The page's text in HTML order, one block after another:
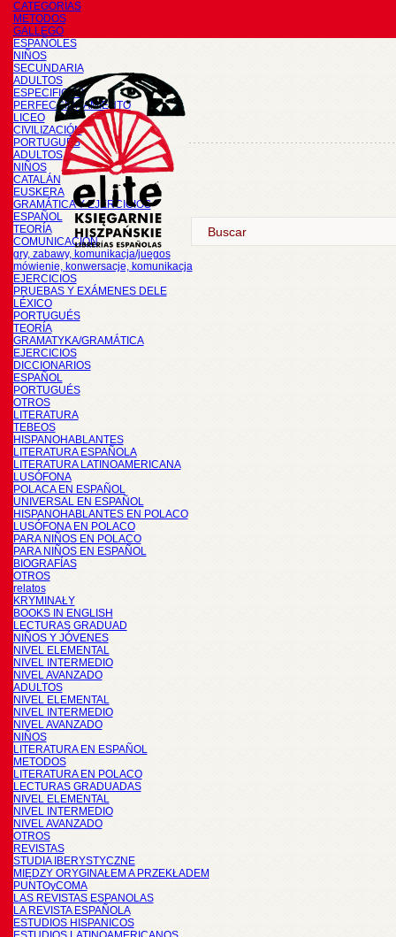
CATEGORÍAS
METODOS
GALLEGO
ESPAÑOLES
NIÑOS
SECUNDARIA
ADULTOS
ESPECIFICOS
PERFECCIONAMIENTO
LICEO
CIVILIZACIÓN
PORTUGUÉS
ADULTOS
NIÑOS
CATALÁN
EUSKERA
GRAMÁTICA Y EJERCICIOS
ESPAÑOL
TEORÍA
COMUNICACIÓN
gry, zabawy, komunikacja/juegos
mówienie, konwersacje, komunikacja
EJERCICIOS
PRUEBAS Y EXÁMENES DELE
LÉXICO
PORTUGUÉS
TEORÍA
GRAMATYKA/GRAMÁTICA
EJERCICIOS
DICCIONARIOS
ESPAÑOL
PORTUGUÉS
OTROS
LITERATURA
TEBEOS
HISPANOHABLANTES
LITERATURA ESPAÑOLA
LITERATURA LATINOAMERICANA
LUSÓFONA
POLACA EN ESPAÑOL
UNIVERSAL EN ESPAÑOL
HISPANOHABLANTES EN POLACO
LUSÓFONA EN POLACO
PARA NIÑOS EN POLACO
PARA NIÑOS EN ESPAÑOL
BIOGRAFÍAS
OTROS
relatos
KRYMINAŁY
BOOKS IN ENGLISH
LECTURAS GRADUAD
NIÑOS Y JÓVENES
NIVEL ELEMENTAL
NIVEL INTERMEDIO
NIVEL AVANZADO
ADULTOS
NIVEL ELEMENTAL
NIVEL INTERMEDIO
NIVEL AVANZADO
NIÑOS
LITERATURA EN ESPAÑOL
METODOS
LITERATURA EN POLACO
LECTURAS GRADUADAS
NIVEL ELEMENTAL
NIVEL INTERMEDIO
NIVEL AVANZADO
OTROS
REVISTAS
STUDIA IBERYSTYCZNE
MIĘDZY ORYGINAŁEM A PRZEKŁADEM
PUNTOyCOMA
LAS REVISTAS ESPANOLAS
LA REVISTA ESPAÑOLA
ESTUDIOS HISPANICOS